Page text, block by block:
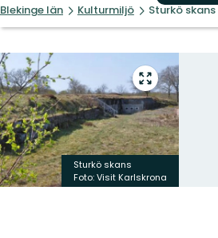
Blekinge län Kulturmiljö Sturkö skans
Gå
till
helskärmsläge
Sturkö skans
Foto: Visit Karlskrona